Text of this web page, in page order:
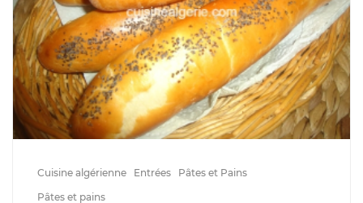
Cuisine algérienne Entrées
Pâtes et Pains
Pâtes et pains